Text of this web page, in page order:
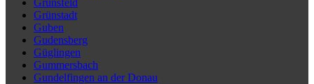
Grünsfeld
Grünstadt
Guben
Gudensberg
Güglingen
Gummersbach
Gundelfingen an der Donau